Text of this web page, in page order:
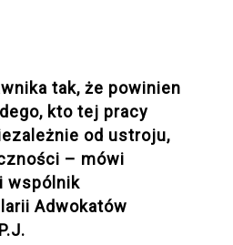
tak, że powinien
kto tej pracy
od ustroju,
– mówi
wspólnik
Adwokatów